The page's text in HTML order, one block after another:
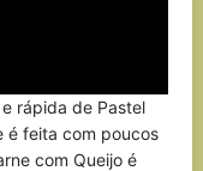
rápida de Pastel
é feita com poucos
com Queijo é